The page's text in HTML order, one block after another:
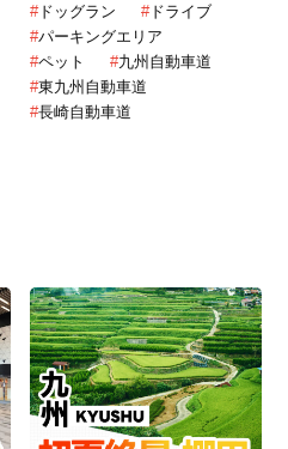
#ドッグラン #ドライブ
#パーキングエリア
#ペット #九州自動車道
#東九州自動車道
#長崎自動車道